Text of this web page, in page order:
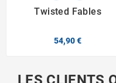
Twisted Fables
54,90 €